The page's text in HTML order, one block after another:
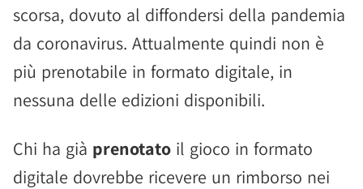
scorsa, dovuto al diffondersi della pandemia
da coronavirus. Attualmente quindi non è
più prenotabile in formato digitale, in
nessuna delle edizioni disponibili.
Chi ha già prenotato il gioco in formato
digitale dovrebbe ricevere un rimborso nei